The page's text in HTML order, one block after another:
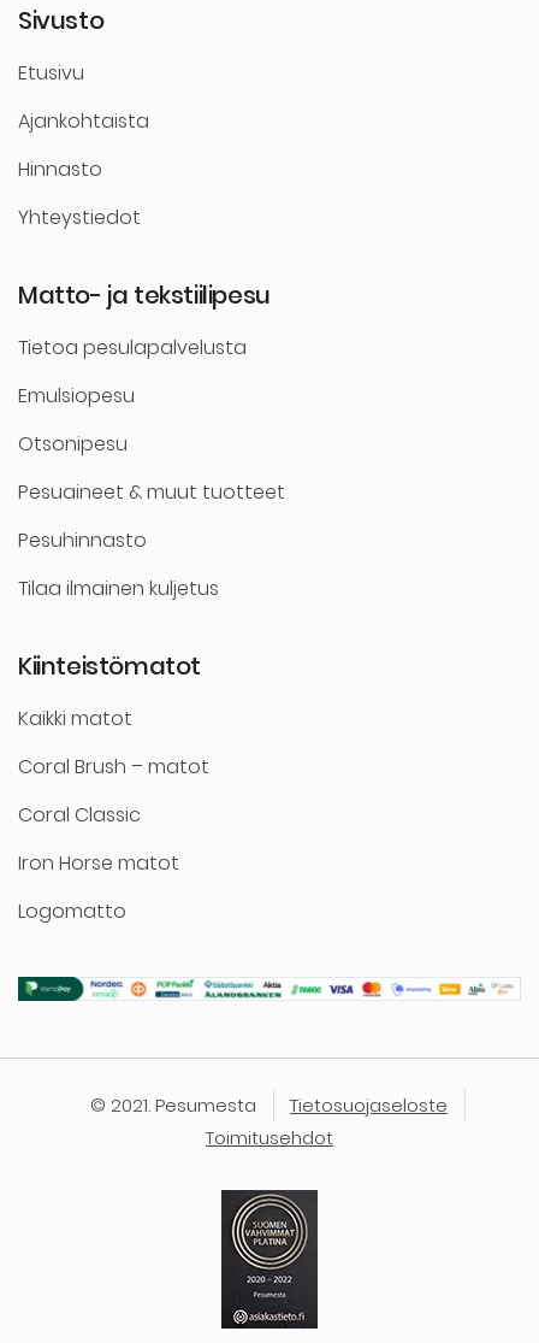
Sivusto
Etusivu
Ajankohtaista
Hinnasto
Yhteystiedot
Matto- ja tekstiilipesu
Tietoa pesulapalvelusta
Emulsiopesu
Otsonipesu
Pesuaineet & muut tuotteet
Pesuhinnasto
Tilaa ilmainen kuljetus
Kiinteistömatot
Kaikki matot
Coral Brush – matot
Coral Classic
Iron Horse matot
Logomatto
© 2021. Pesumesta
Tietosuojaseloste
Toimitusehdot